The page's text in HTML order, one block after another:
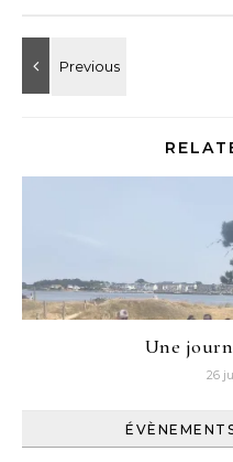
Une
26